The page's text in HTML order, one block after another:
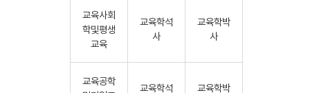
교육사회
학및평생
교육
교육학석
사
교육학박
사
교육공학
교육학석 교육학박